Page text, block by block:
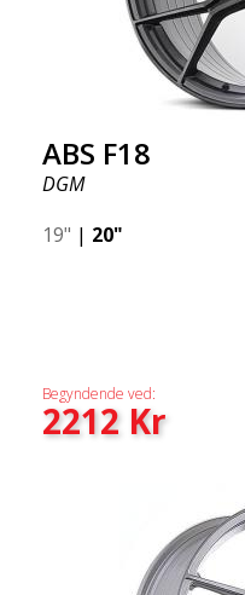
ABS F18
DGM
19" | 20"
Begyndende ved:
2212Kr